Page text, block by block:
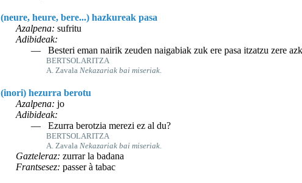
(neure, heure, bere...) hazkureak pasa
Azalpena: sufritu
Adibideak:
— Besteri eman nairik zeuden naigabiak zuk ere pasa itzatzu zere
BERTSOLARITZA
A. Zavala Nekazariak bai miseriak.
(inori) hezurra berotu
Azalpena: jo
Adibideak:
— Ezurra berotzia merezi ez al du?
BERTSOLARITZA
A. Zavala Nekazariak bai miseriak.
Gazteleraz: zurrar la badana
Frantsesez: passer à tabac